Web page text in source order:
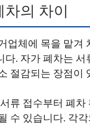
의 차이
업체에 목을 맡겨
다. 자가 폐차는
절감되는 장점이
류 접수부터 폐
수 있습니다. 각